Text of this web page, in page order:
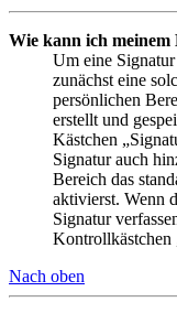
Wie kann ich meinem
Um eine
zunächst eine
persönlichen
erstellt und
Kästchen
Signatur auch
Bereich das
aktivierst. Wenn
Signatur
Kontrollkästchen
Nach oben